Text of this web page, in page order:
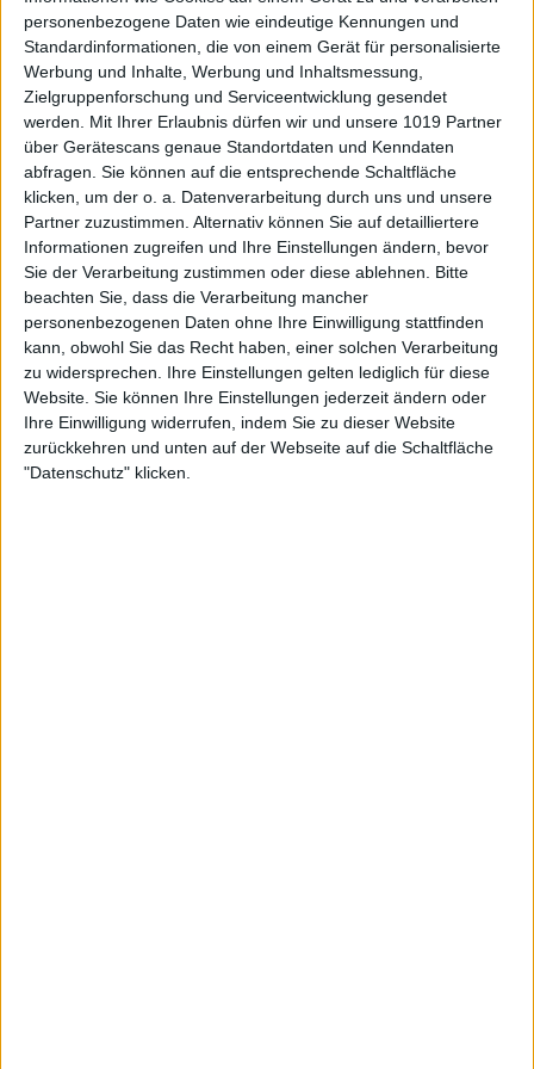
personenbezogene Daten wie eindeutige Kennungen und
Standardinformationen, die von einem Gerät für personalisierte
Werbung und Inhalte, Werbung und Inhaltsmessung,
Zielgruppenforschung und Serviceentwicklung gesendet
werden.
Mit Ihrer Erlaubnis dürfen wir und unsere 1019 Partner
über Gerätescans genaue Standortdaten und Kenndaten
abfragen. Sie können auf die entsprechende Schaltfläche
klicken, um der o. a. Datenverarbeitung durch uns und unsere
Partner zuzustimmen. Alternativ können Sie auf detailliertere
Informationen zugreifen und Ihre Einstellungen ändern, bevor
Sie der Verarbeitung zustimmen oder diese ablehnen.
Bitte
beachten Sie, dass die Verarbeitung mancher
personenbezogenen Daten ohne Ihre Einwilligung stattfinden
kann, obwohl Sie das Recht haben, einer solchen Verarbeitung
zu widersprechen. Ihre Einstellungen gelten lediglich für diese
Website. Sie können Ihre Einstellungen jederzeit ändern oder
Ihre Einwilligung widerrufen, indem Sie zu dieser Website
zurückkehren und unten auf der Webseite auf die Schaltfläche
"Datenschutz" klicken.